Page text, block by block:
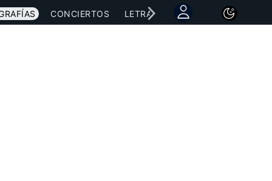
CONCIERTOS LETRAS NOTICIAS